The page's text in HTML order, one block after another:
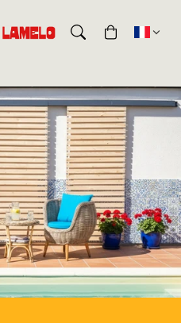
Panier